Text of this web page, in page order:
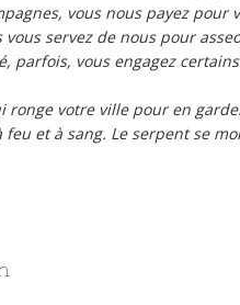
vous nous payez pour
vous servez de nous pour
parfois, vous engagez
ronge votre ville pour en
et à sang. Le serpent se